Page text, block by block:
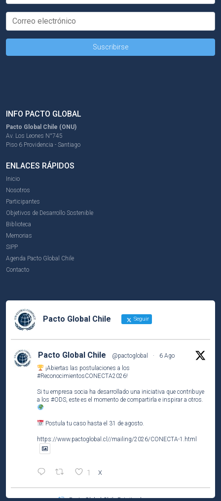
INFO PACTO GLOBAL
Pacto Global Chile (ONU)
Av. Los Leones N°745
Piso 6 Providencia - Santiago
ENLACES RÁPIDOS
Inicio
Nosotros
Participantes
Objetivos de Desarrollo Sostenible
Biblioteca
Memorias
SIPP
Agenda Pacto Global Chile
Contacto
Pacto Global Chile Seguir
Pacto Global Chile @pactoglobal ·
6 Ago
¡Abiertas las postulaciones a los
#ReconocimientosCONECTA2026!
Si tu empresa socia ha desarrollado una iniciativa que contribuye
a los #ODS , este es el momento de compartirla e inspirar a otros.
Postula tu caso hasta el 31 de agosto.
https://www.pactoglobal.cl//mailing/2026/CONECTA-1.html
1 X